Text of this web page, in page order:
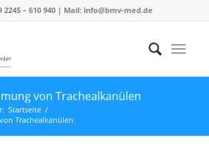
2245 – 610 940 | Mail: info@bmv-med.de
von Trachealkanülen
Startseite /
Trachealkanülen